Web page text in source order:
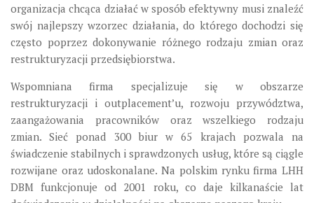
organizacja chcąca działać w sposób efektywny musi znaleźć
swój najlepszy wzorzec działania, do którego dochodzi się
często poprzez dokonywanie różnego rodzaju zmian oraz
restrukturyzacji przedsiębiorstwa.
Wspomniana firma specjalizuje się w obszarze
restrukturyzacji i outplacement’u, rozwoju przywództwa,
zaangażowania pracowników oraz wszelkiego rodzaju
zmian. Sieć ponad 300 biur w 65 krajach pozwala na
świadczenie stabilnych i sprawdzonych usług, które są ciągle
rozwijane oraz udoskonalane. Na polskim rynku firma LHH
DBM funkcjonuje od 2001 roku, co daje kilkanaście lat